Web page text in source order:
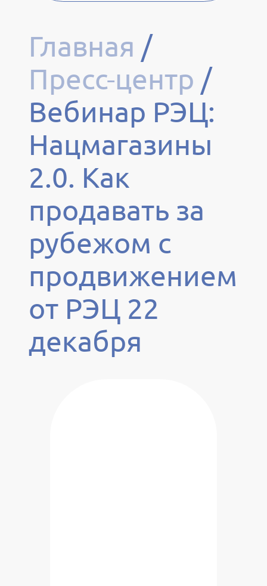
Главная /
Пресс-центр /
Вебинар РЭЦ:
Нацмагазины
2.0. Как
продавать за
рубежом с
продвижением
от РЭЦ 22
декабря